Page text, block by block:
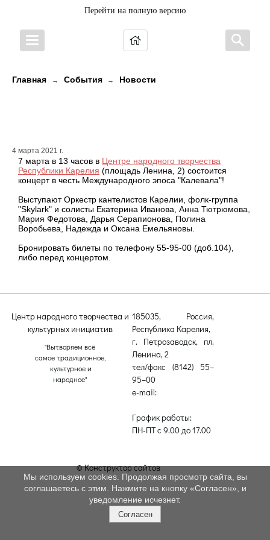
Перейти на полную версию
Главная → События → Новости
4 марта 2021 г.
7 марта в 13 часов в Центре народного творчества
Республики Карелия (площадь Ленина, 2) состоится
концерт в честь Международного эпоса "Калевала"!
Выступают Оркестр кантелистов Карелии, фолк-группа
"Skylark" и солисты Екатерина Иванова, Анна Тютрюмова,
Мария Федотова, Дарья Серапионова, Полина
Воробьева, Надежда и Оксана Емельяновы.
Бронировать билеты по телефону 55-95-00 (доб.104),
либо перед концертом.
Центр народного творчества и
культурных инициатив
"Вытворяем всё
самое традиционное,
культурное и
народное"
185035, Россия,
Республика Карелия,
г. Петрозаводск, пл.
Ленина, 2
тел/факс (8142) 55–
95–00
e-mail:
График работы:
ПН-ПТ с 9.00 до 17.00
© Конструктор сайтовNubex.ru
Мы используем cookies. Продолжая просмотр сайта, вы
соглашаетесь с этим. Нажмите на кнопку «Согласен», и
уведомление исчезнет.
Согласен